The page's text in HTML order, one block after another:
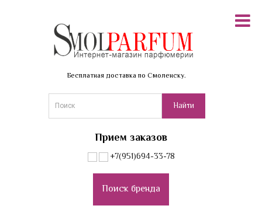
Бесплатная доставка по Смоленску.
Прием заказов
+7(951)694-33-78
Поиск бренда